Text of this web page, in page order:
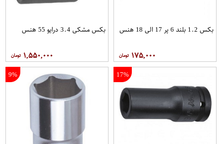
بکس 1.2 بلند 6 پر 17 الی 18 هنس
۱۷۵,۰۰۰
بکس مشکی 3.4 درایو 55 هنس
۱,۵۵۰,۰۰۰
17%
9%